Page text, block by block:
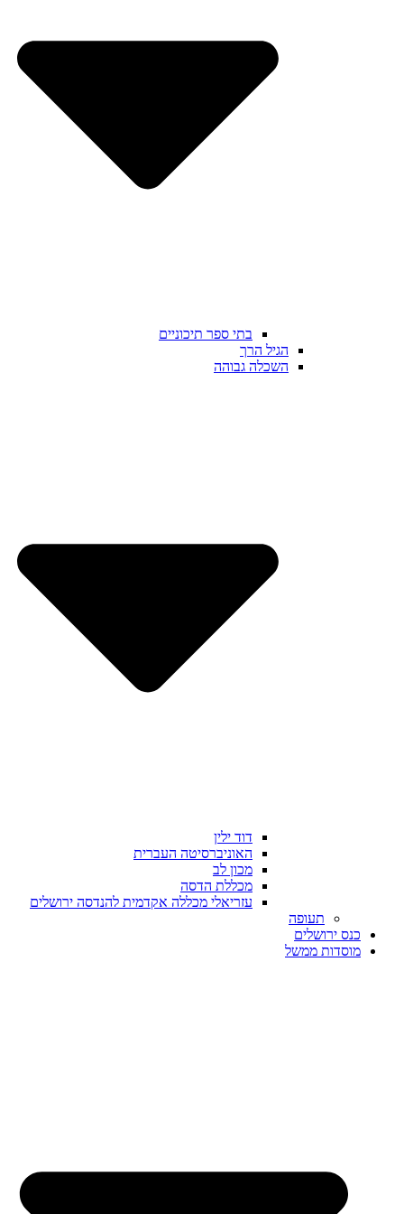
בתי ספר תיכוניים
הגיל הרך
השכלה גבוהה
דוד ילין
האוניברסיטה העברית
מכון לב
מכללת הדסה
עזריאלי מכללה אקדמית להנדסה ירושלים
תעופה
כנס ירושלים
מוסדות ממשל